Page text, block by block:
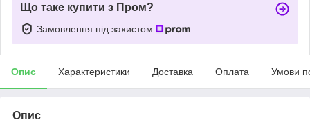
Що таке купити з Пром?
Замовлення під захистом
Опис Характеристики Доставка Оплата Умови
Опис